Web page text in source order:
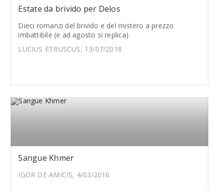
Estate da brivido per Delos
Dieci romanzi del brivido e del mistero a prezzo
imbattibile (e ad agosto si replica)
LUCIUS ETRUSCUS, 13/07/2018
Sangue Khmer
IGOR DE AMICIS, 4/03/2016